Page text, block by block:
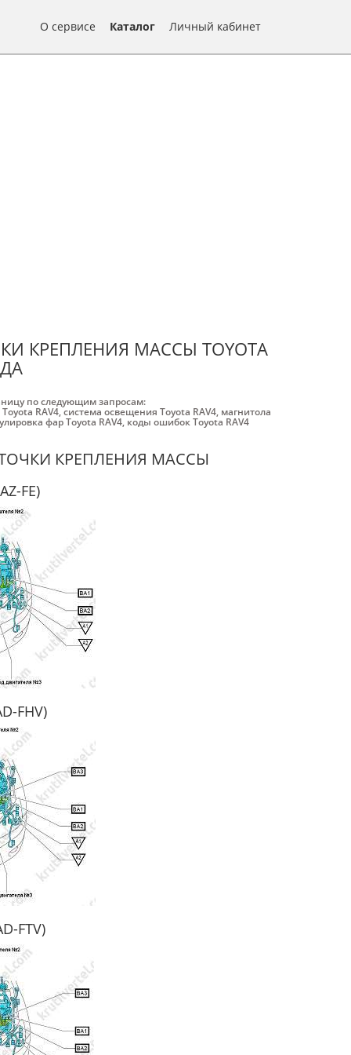
О сервисе Каталог Личный кабинет
КРЕПЛЕНИЯ МАССЫ TOYOTA
по следующим запросам:
RAV4,система освещения Toyota RAV4, магнитола
фар Toyota RAV4, коды ошибок Toyota RAV4
КРЕПЛЕНИЯ МАССЫ
FE)
FHV)
FTV)